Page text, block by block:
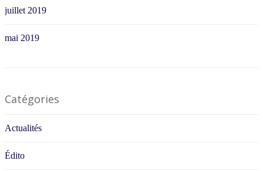
juillet 2019
mai 2019
Catégories
Actualités
Édito